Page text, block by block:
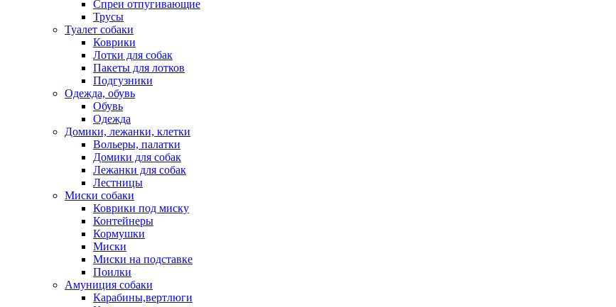
Спреи отпугивающие
Трусы
Туалет собаки
Коврики
Лотки для собак
Пакеты для лотков
Подгузники
Одежда, обувь
Обувь
Одежда
Домики, лежанки, клетки
Вольеры, палатки
Домики для собак
Лежанки для собак
Лестницы
Миски собаки
Коврики под миску
Контейнеры
Кормушки
Миски
Миски на подставке
Поилки
Амуниция собаки
Карабины,вертлюги